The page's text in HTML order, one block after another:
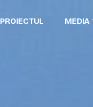
PROIECTUL MEDIA